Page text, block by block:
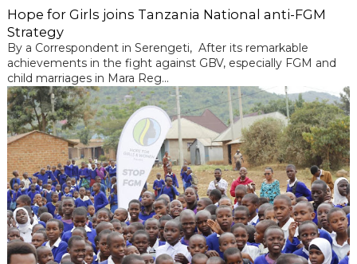
Hope for Girls joins Tanzania National anti-FGM
Strategy
By a Correspondent in Serengeti, After its remarkable
achievements in the fight against GBV, especially FGM and
child marriages in Mara Reg...